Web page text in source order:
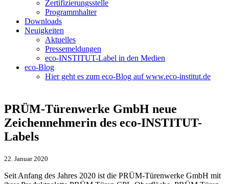
Zertifizierungsstelle
Programmhalter
Downloads
Neuigkeiten
Aktuelles
Pressemeldungen
eco-INSTITUT-Label in den Medien
eco-Blog
Hier geht es zum eco-Blog auf www.eco-institut.de
PRÜM-Türenwerke GmbH neue
Zeichennehmerin des eco-INSTITUT-
Labels
22. Januar 2020
Seit Anfang des Jahres 2020 ist die PRÜM-Türenwerke GmbH mit